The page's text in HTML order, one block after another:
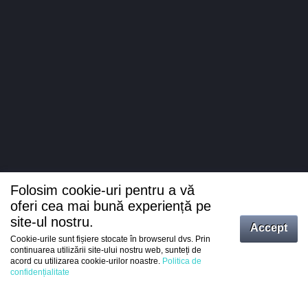
Intrați
Folosim cookie-uri pentru a vă
oferi cea mai bună experiență pe
site-ul nostru.
Cookie-urile sunt fișiere stocate în browserul dvs. Prin
continuarea utilizării site-ului nostru web, sunteți de
acord cu utilizarea cookie-urilor noastre. Politica de
confidențialitate
Accept